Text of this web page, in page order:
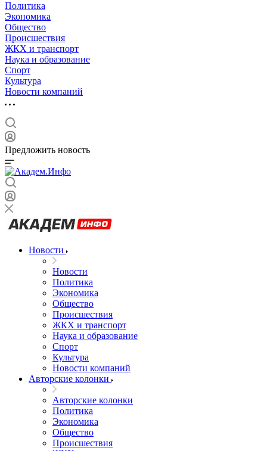
Политика
Экономика
Общество
Происшествия
ЖКХ и транспорт
Наука и образование
Спорт
Культура
Новости компаний
Предложить новость
Новости
Новости
Политика
Экономика
Общество
Происшествия
ЖКХ и транспорт
Наука и образование
Спорт
Культура
Новости компаний
Авторские колонки
Авторские колонки
Политика
Экономика
Общество
Происшествия